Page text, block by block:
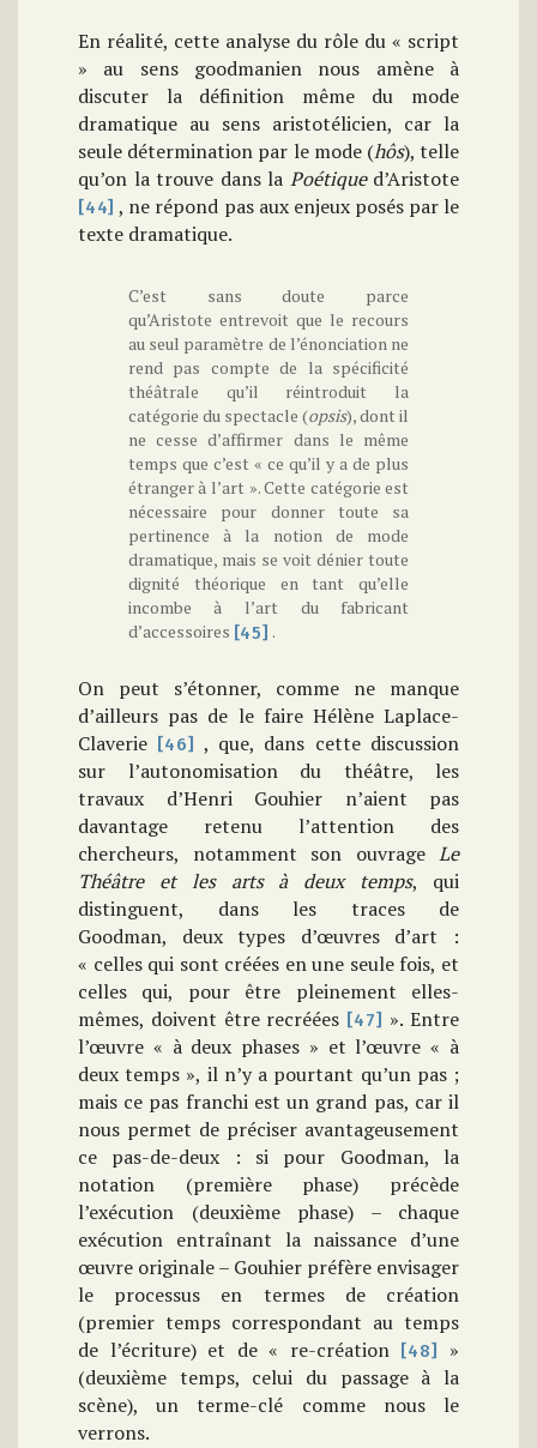
En réalité, cette analyse du rôle du « script
» au sens goodmanien nous amène à
discuter la définition même du mode
dramatique au sens aristotélicien, car la
seule détermination par le mode (hôs), telle
qu’on la trouve dans la Poétique d’Aristote
[44] , ne répond pas aux enjeux posés par le
texte dramatique.
C’est sans doute parce
qu’Aristote entrevoit que le recours
au seul paramètre de l’énonciation ne
rend pas compte de la spécificité
théâtrale qu’il réintroduit la
catégorie du spectacle (opsis), dont il
ne cesse d’affirmer dans le même
temps que c’est « ce qu’il y a de plus
étranger à l’art ». Cette catégorie est
nécessaire pour donner toute sa
pertinence à la notion de mode
dramatique, mais se voit dénier toute
dignité théorique en tant qu’elle
incombe à l’art du fabricant
d’accessoires [45] .
On peut s’étonner, comme ne manque
d’ailleurs pas de le faire Hélène Laplace-
Claverie
[46]
, que, dans cette discussion
sur l’autonomisation du théâtre, les
travaux d’Henri Gouhier n’aient pas
davantage retenu l’attention des
chercheurs, notamment son ouvrage Le
Théâtre et les arts à deux temps, qui
distinguent, dans les traces de
Goodman, deux types d’œuvres d’art :
« celles qui sont créées en une seule fois, et
celles qui, pour être pleinement elles-
mêmes, doivent être recréées [47] ». Entre
l’œuvre « à deux phases » et l’œuvre « à
deux temps », il n’y a pourtant qu’un pas ;
mais ce pas franchi est un grand pas, car il
nous permet de préciser avantageusement
ce pas-de-deux : si pour Goodman, la
notation (première phase) précède
l’exécution (deuxième phase) – chaque
exécution entraînant la naissance d’une
œuvre originale – Gouhier préfère envisager
le processus en termes de création
(premier temps correspondant au temps
de l’écriture) et de « re-création
[48]
»
(deuxième temps, celui du passage à la
scène), un terme-clé comme nous le
verrons.